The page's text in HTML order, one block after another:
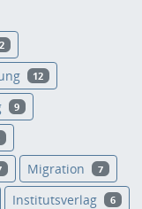
12
9
Migration 7
Institutsverlag 6